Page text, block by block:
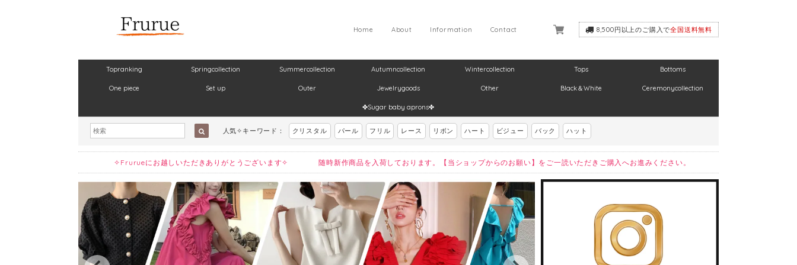
8,500円以上のご購入で全国送料無料
Contact
Information
About
Home
Topranking Springcollection Summercollection Autumncollection Wintercollection Tops Bottoms
One piece Set up Outer Jewelrygoods Other Black＆White Ceremonycollection
✤Sugar baby aprons✤
人気✧キーワード： クリスタル パール フリル レース リボン ハート ビジュー バック ハット
✧Frurueにお越しいただきありがとうございます✧ 随時新作商品を入荷しております。【当ショップからのお願い】をご一読いただきご購入へお進みください。